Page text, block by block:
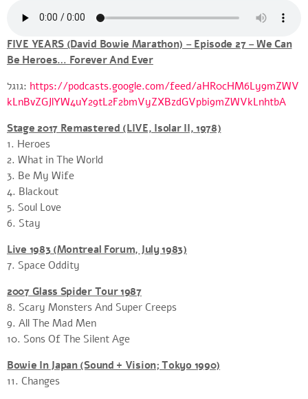
FIVE YEARS (David Bowie Marathon) – Episode 27 – We Can
Be Heroes… Forever And Ever
גוגל: https://podcasts.google.com/feed/aHR0cHM6Ly9mZWV
kLnBvZGJlYW4uY29tL2F2bmVyZXBzdGVpbi9mZWVkLnhtbA
Stage 2017 Remastered (LIVE, Isolar II, 1978)
1. Heroes
2. What in The World
3. Be My Wife
4. Blackout
5. Soul Love
6. Stay
Live 1983 (Montreal Forum, July 1983)
7. Space Oddity
2007 Glass Spider Tour 1987
8. Scary Monsters And Super Creeps
9. All The Mad Men
10. Sons Of The Silent Age
Bowie In Japan (Sound + Vision; Tokyo 1990)
11. Changes